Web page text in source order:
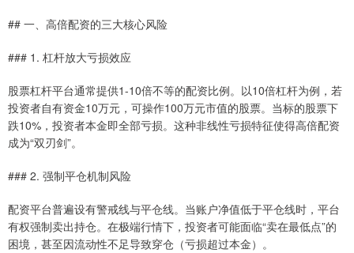
## 一、高倍配资的三大核心风险
### 1. 杠杆放大亏损效应
股票杠杆平台通常提供1-10倍不等的配资比例。以10倍杠杆为例，若
投资者自有资金10万元，可操作100万元市值的股票。当标的股票下
跌10%，投资者本金即全部亏损。这种非线性亏损特征使得高倍配资
成为“双刃剑”。
### 2. 强制平仓机制风险
配资平台普遍设有警戒线与平仓线。当账户净值低于平仓线时，平台
有权强制卖出持仓。在极端行情下，投资者可能面临“卖在最低点”的
困境，甚至因流动性不足导致穿仓（亏损超过本金）。